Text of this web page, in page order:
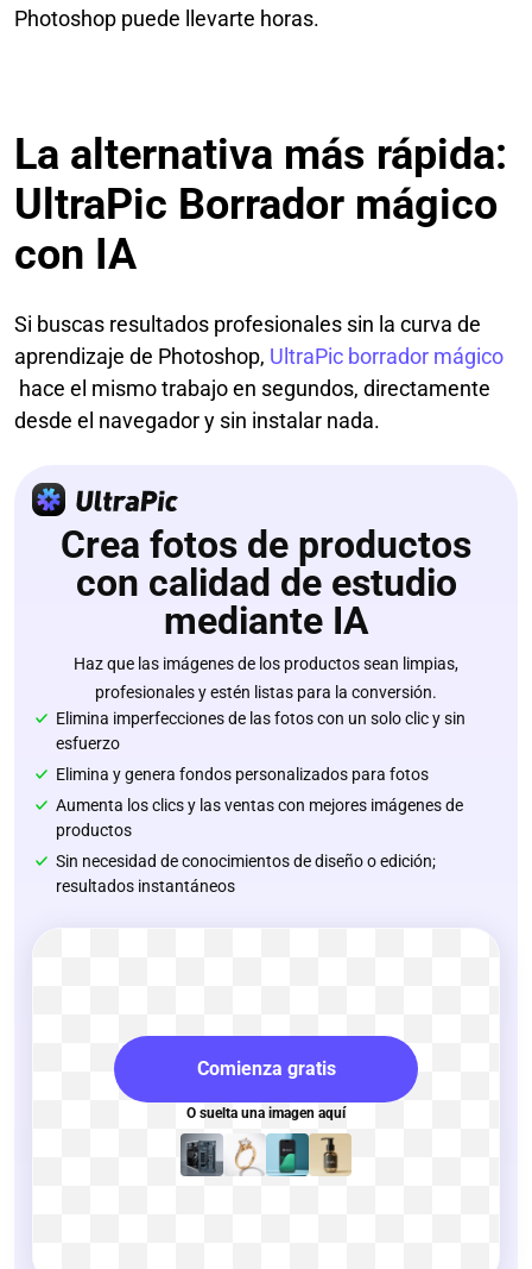
Photoshop puede llevarte horas.
La alternativa más rápida:
UltraPic Borrador mágico
con IA
Si buscas resultados profesionales sin la curva de
aprendizaje de Photoshop, UltraPic borrador mágico
hace el mismo trabajo en segundos, directamente
desde el navegador y sin instalar nada.
Crea fotos de productos
con calidad de estudio
mediante IA
Haz que las imágenes de los productos sean limpias,
profesionales y estén listas para la conversión.
Elimina imperfecciones de las fotos con un solo clic y sin
esfuerzo
Elimina y genera fondos personalizados para fotos
Aumenta los clics y las ventas con mejores imágenes de
productos
Sin necesidad de conocimientos de diseño o edición;
resultados instantáneos
Comienza gratis
O suelta una imagen aquí